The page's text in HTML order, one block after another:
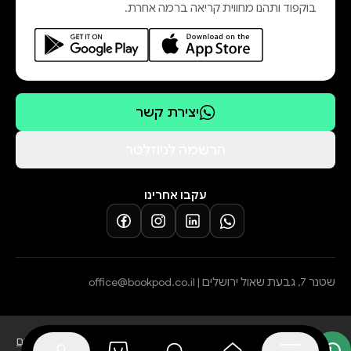
במכללת שנקר ועובדת כאומנית
קעקועים ויוצרת קומיקס. ספרה
הראשון בנות טובות הולכות לגיהנום
ראה אור בצרפת.
בוקפוד ותהנו מחווית קריאה ברמה אחרת.
יצירת קשר
עקבו אחרינו
שטנר 7, גבעת שאול ירושלים | office@bookpod.co.il
בלוגשירות לקוחות מדיניות פרטיות הצהרת נגישותתקנון הרשמה לסופרים